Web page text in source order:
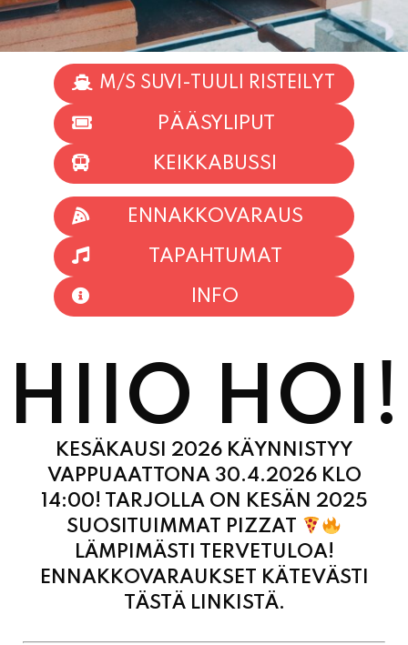
M/S SUVI-TUULI RISTEILYT
PÄÄSYLIPUT
KEIKKABUSSI
ENNAKKOVARAUS
TAPAHTUMAT
INFO
HIIO HOI!
KESÄKAUSI 2026 KÄYNNISTYY
VAPPUAATTONA 30.4.2026 KLO
14:00! TARJOLLA ON KESÄN 2025
SUOSITUIMMAT PIZZAT
LÄMPIMÄSTI TERVETULOA!
ENNAKKOVARAUKSET KÄTEVÄSTI
TÄSTÄ LINKISTÄ.